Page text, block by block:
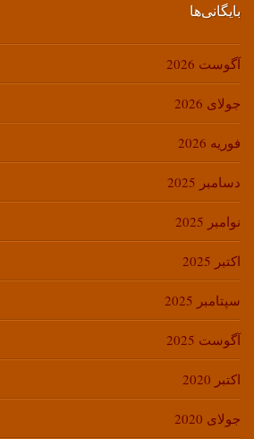
بایگانی‌ها
آگوست 2026
جولای 2026
فوریه 2026
دسامبر 2025
نوامبر 2025
اکتبر 2025
سپتامبر 2025
آگوست 2025
اکتبر 2020
جولای 2020